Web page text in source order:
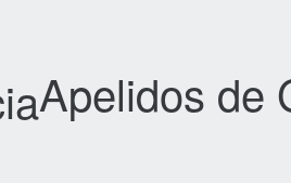
Apelidos de